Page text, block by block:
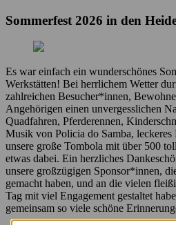
Sommerfest 2026 in den
Es war einfach ein wunderschönes
Werkstätten! Bei herrlichem Wetter
zahlreichen Besucher*innen,
Angehörigen einen unvergesslichen
Quadfahren, Pferderennen,
Musik von Policia do Samba, leckeres
unsere große Tombola mit über 500
etwas dabei. Ein herzliches
unsere großzügigen Sponsor*innen,
gemacht haben, und an die vielen
Tag mit viel Engagement gestaltet
gemeinsam so viele schöne